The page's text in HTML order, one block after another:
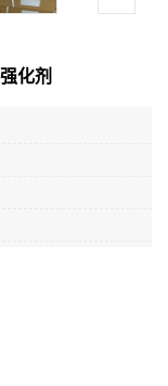
化剂